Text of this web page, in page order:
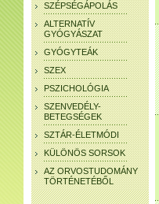
SZÉPSÉGÁPOLÁS
ALTERNATÍV
GYÓGYÁSZAT
GYÓGYTEÁK
SZEX
PSZICHOLÓGIA
SZENVEDÉLY-
BETEGSÉGEK
SZTÁR-ÉLETMÓDI
KÜLÖNÖS SORSOK
AZ ORVOSTUDOMÁNY
TÖRTÉNETÉBŐL